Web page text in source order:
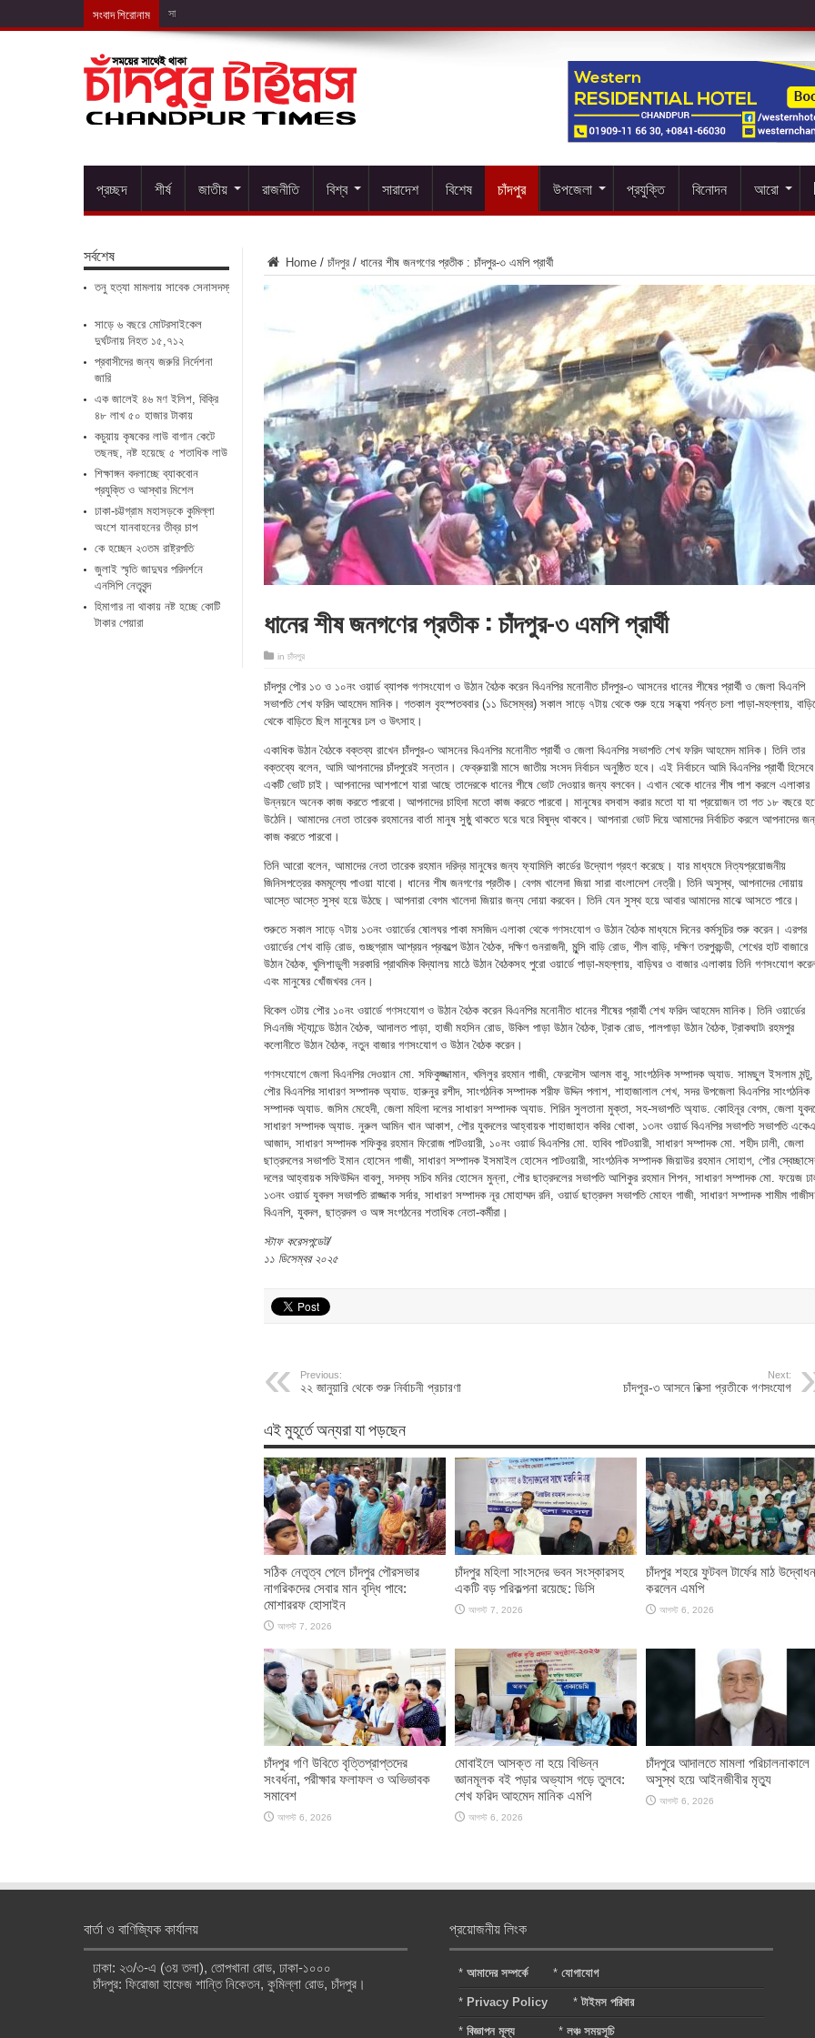
সংবাদ শিরোনাম সাড়ে ৬ বছরে মোটরসাইকেল
প্রচ্ছদ শীর্ষ জাতীয় রাজনীতি বিশ্ব সারাদেশ বিশেষ চাঁদপুর উপজেলা প্রযুক্তি বিনোদন আরো
Home / চাঁদপুর / ধানের শীষ জনগণের প্রতীক : চাঁদপুর-৩ এমপি প্রার্থী
ধানের শীষ জনগণের প্রতীক : চাঁদপুর-৩ এমপি প্রার্থী
in চাঁদপুর
চাঁদপুর পৌর ১৩ ও ১০নং ওয়ার্ড ব্যাপক গণসংযোগ ও উঠান বৈঠক করেন বিএনপির মনোনীত চাঁদপুর-৩ আসনের ধানের শীষের প্রার্থী ও জেলা বিএনপি
সভাপতি শেখ ফরিদ আহমেদ মানিক। গতকাল বৃহস্পতববার (১১ ডিসেম্বর) সকাল সাড়ে ৭টায় থেকে শুরু হয়ে সন্ধ্যা পর্যন্ত চলা পাড়া-মহল্লায়,
থেকে বাড়িতে ছিল মানুষের ঢল ও উৎসাহ।
একাধিক উঠান বৈঠকে বক্তব্য রাখেন চাঁদপুর-৩ আসনের বিএনপির মনোনীত প্রার্থী ও জেলা বিএনপির সভাপতি শেখ ফরিদ আহমেদ মানিক। তিনি তার
বক্তব্যে বলেন, আমি আপনাদের চাঁদপুরেই সন্তান। ফেব্রুয়ারী মাসে জাতীয় সংসদ নির্বাচন অনুষ্ঠিত হবে। এই নির্বাচনে আমি বিএনপির প্রার্থী হিসেবে
একটি ভোট চাই। আপনাদের আশপাশে যারা আছে তাদেরকে ধানের শীষে ভোট দেওয়ার জন্য বলবেন। এখান থেকে ধানের শীষ পাশ করলে এলাকার
উন্নয়নে অনেক কাজ করতে পারবো। আপনাদের চাহিদা মতো কাজ করতে পারবো। মানুষের বসবাস করার মতো যা যা প্রয়োজন তা গত ১৮ বছরে
উঠেনি। আমাদের নেতা তারেক রহমানের বার্তা মানুষ সুষ্ঠু থাকতে ঘরে ঘরে বিষুদ্ধ থাকবে। আপনারা ভোট দিয়ে আমাদের নির্বাচিত করলে আপনাদের
কাজ করতে পারবো।
তিনি আরো বলেন, আমাদের নেতা তারেক রহমান দরিদ্র মানুষের জন্য ফ্যামিলি কার্ডের উদ্যোগ গ্রহণ করেছে। যার মাধ্যমে নিত্যপ্রয়োজনীয়
জিনিসপত্রের কমমূল্যে পাওয়া যাবো। ধানের শীষ জনগণের প্রতীক। বেগম খালেদা জিয়া সারা বাংলাদেশ নেত্রী। তিনি অসুস্থ, আপনাদের দোয়ায়
আস্তে আস্তে সুস্থ হয়ে উঠছে। আপনারা বেগম খালেদা জিয়ার জন্য দোয়া করবেন। তিনি যেন সুস্থ হয়ে আবার আমাদের মাঝে আসতে পারে।
শুরুতে সকাল সাড়ে ৭টায় ১৩নং ওয়ার্ডের ষোলঘর পাকা মসজিদ এলাকা থেকে গণসংযোগ ও উঠান বৈঠক মাধ্যমে দিনের কর্মসূচির শুরু করেন। এরপর
ওয়ার্ডের শেখ বাড়ি রোড, গুচ্ছগ্রাম আশ্রয়ন প্রকল্পে উঠান বৈঠক, দক্ষিণ গুনরাজদী, মুন্সি বাড়ি রোড, শীল বাড়ি, দক্ষিণ তরপুরচন্ডী, শেখের হাট বাজারে
উঠান বৈঠক, খুলিশাডুলী সরকারি প্রাথমিক বিদ্যালয় মাঠে উঠান বৈঠকসহ পুরো ওয়ার্ডে পাড়া-মহল্লায়, বাড়িঘর ও বাজার এলাকায় তিনি গণসংযোগ
এবং মানুষের খোঁজখবর নেন।
বিকেল ৩টায় পৌর ১০নং ওয়ার্ডে গণসংযোগ ও উঠান বৈঠক করেন বিএনপির মনোনীত ধানের শীষের প্রার্থী শেখ ফরিদ আহমেদ মানিক। তিনি ওয়ার্ডের
সিএনজি স্ট্যান্ডে উঠান বৈঠক, আদালত পাড়া, হাজী মহসিন রোড, উকিল পাড়া উঠান বৈঠক, ট্রাক রোড, পালপাড়া উঠান বৈঠক, ট্রাকঘাট৷ রহমপুর
কলোনীতে উঠান বৈঠক, নতুন বাজার গণসংযোগ ও উঠান বৈঠক করেন।
গণসংযোগে জেলা বিএনপির দেওয়ান মো. সফিকুজ্জামান, খলিলুর রহমান গাজী, ফেরদৌস আলম বাবু, সাংগঠনিক সম্পাদক অ্যাড. সামছুল ইসলাম মন্টু,
পৌর বিএনপির সাধারণ সম্পাদক অ্যাড. হারুনুর রশীদ, সাংগঠনিক সম্পাদক শরীফ উদ্দিন পলাশ, শাহাজালাল শেখ, সদর উপজেলা বিএনপির সাংগঠনিক
সম্পাদক অ্যাড. জসিম মেহেদী, জেলা মহিলা দলের সাধারণ সম্পাদক অ্যাড. শিরিন সুলতানা মুক্তা, সহ-সভাপতি অ্যাড. কোহিনূর বেগম, জেলা
সাধারণ সম্পাদক অ্যাড. নুরুল আমিন খান আকাশ, পৌর যুবদলের আহ্বায়ক শাহাজাহান কবির খোকা, ১৩নং ওয়ার্ড বিএনপির সভাপতি সভাপতি
আজাদ, সাধারণ সম্পাদক শফিকুর রহমান ফিরোজ পাটওয়ারী, ১০নং ওয়ার্ড বিএনপির মো. হাবিব পাটওয়ারী, সাধারণ সম্পাদক মো. শহীদ ঢালী, জেলা
ছাত্রদলের সভাপতি ইমান হোসেন গাজী, সাধারণ সম্পাদক ইসমাইল হোসেন পাটওয়ারী, সাংগঠনিক সম্পাদক জিয়াউর রহমান সোহাগ, পৌর
দলের আহ্বায়ক সফিউদ্দিন বাবলু, সদস্য সচিব মনির হোসেন মুন্না, পৌর ছাত্রদলের সভাপতি আশিকুর রহমান শিপন, সাধারণ সম্পাদক মো. ফয়েজ
১৩নং ওয়ার্ড যুবদল সভাপতি রাজ্জাক সর্দার, সাধারণ সম্পাদক নূর মোহাম্মদ রনি, ওয়ার্ড ছাত্রদল সভাপতি মোহন গাজী, সাধারণ সম্পাদক শামীম
বিএনপি, যুবদল, ছাত্রদল ও অঙ্গ সংগঠনের শতাধিক নেতা-কর্মীরা।
স্টাফ করেসপন্ডেট/
১১ ডিসেম্বর ২০২৫
Previous:
২২ জানুয়ারি থেকে শুরু নির্বাচনী প্রচারণা
Next:
চাঁদপুর-৩ আসনে রিক্সা প্রতীকে গণসংযোগ
এই মুহূর্তে অন্যরা যা পড়ছেন
সঠিক নেতৃত্ব পেলে চাঁদপুর পৌরসভার
নাগরিকদের সেবার মান বৃদ্ধি পাবে:
মোশাররফ হোসাইন
আগস্ট 7, 2026
চাঁদপুর মহিলা সাংসদের ভবন সংস্কারসহ
একটি বড় পরিকল্পনা রয়েছে: ডিসি
আগস্ট 7, 2026
চাঁদপুর শহরে ফুটবল টার্ফের মাঠ উদ্বোধন
করলেন এমপি
আগস্ট 6, 2026
চাঁদপুর গণি উবিতে বৃত্তিপ্রাপ্তদের
সংবর্ধনা, পরীক্ষার ফলাফল ও অভিভাবক
সমাবেশ
আগস্ট 6, 2026
মোবাইলে আসক্ত না হয়ে বিভিন্ন
জ্ঞানমূলক বই পড়ার অভ্যাস গড়ে তুলবে:
শেখ ফরিদ আহমেদ মানিক এমপি
আগস্ট 6, 2026
চাঁদপুরে আদালতে মামলা পরিচালনাকালে
অসুস্থ হয়ে আইনজীবীর মৃত্যু
আগস্ট 6, 2026
সর্বশেষ
তনু হত্যা মামলায় সাবেক সেনাসদস্য ফের গ্রেপ্তার
সাড়ে ৬ বছরে মোটরসাইকেল
দুর্ঘটনায় নিহত ১৫,৭১২
প্রবাসীদের জন্য জরুরি নির্দেশনা
জারি
এক জালেই ৪৬ মণ ইলিশ, বিক্রি
৪৮ লাখ ৫০ হাজার টাকায়
কচুয়ায় কৃষকের লাউ বাগান কেটে
তছনছ, নষ্ট হয়েছে ৫ শতাধিক লাউ
শিক্ষাঙ্গন বদলাচ্ছে ব্যাকবোন
প্রযুক্তি ও আস্থার মিশেল
ঢাকা-চট্টগ্রাম মহাসড়কে কুমিল্লা
অংশে যানবাহনের তীব্র চাপ
কে হচ্ছেন ২৩তম রাষ্ট্রপতি
জুলাই স্মৃতি জাদুঘর পরিদর্শনে
এনসিপি নেতৃবৃন্দ
হিমাগার না থাকায় নষ্ট হচ্ছে কোটি
টাকার পেয়ারা
বার্তা ও বাণিজ্যিক কার্যালয়
ঢাকা: ২৩/৩-এ (৩য় তলা), তোপখানা রোড, ঢাকা-১০০০
চাঁদপুর: ফিরোজা হাফেজ শান্তি নিকেতন, কুমিল্লা রোড, চাঁদপুর।
প্রয়োজনীয় লিংক
*আমাদের সম্পর্কে *যোগাযোগ
* Privacy Policy *টাইমস পরিবার
*বিজ্ঞাপন মূল্য *লঞ্চ সময়সূচি